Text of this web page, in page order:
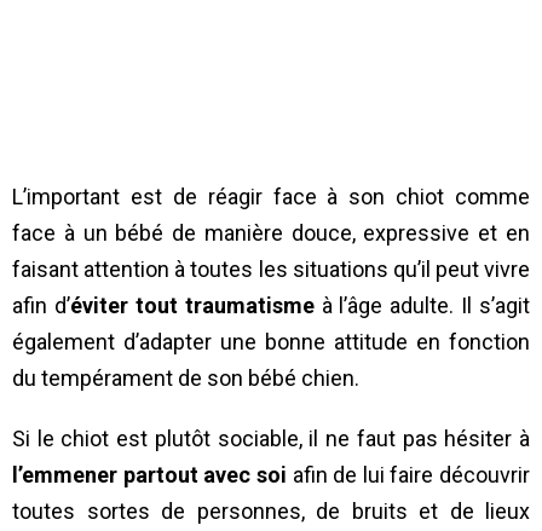
L’important est de réagir face à son chiot comme
face à un bébé de manière douce, expressive et en
faisant attention à toutes les situations qu’il peut vivre
afin d’éviter tout traumatismeà l’âge adulte. Il s’agit
également d’adapter une bonne attitude en fonction
du tempérament de son bébé chien.
Si le chiot est plutôt sociable, il ne faut pas hésiter à
l’emmener partout avec soi afin de lui faire découvrir
toutes sortes de personnes, de bruits et de lieux